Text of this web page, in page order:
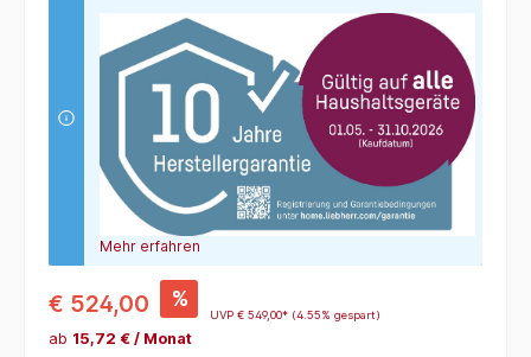
Mehr erfahren
€ 524,00 %
UVP € 549,00* (4.55% gespart)
ab 15,72 € / Monat